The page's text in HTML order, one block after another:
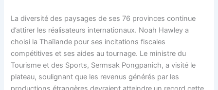
La diversité des paysages de ses 76 provinces continue
d’attirer les réalisateurs internationaux. Noah Hawley a
choisi la Thaïlande pour ses incitations fiscales
compétitives et ses aides au tournage. Le ministre du
Tourisme et des Sports, Sermsak Pongpanich, a visité le
plateau, soulignant que les revenus générés par les